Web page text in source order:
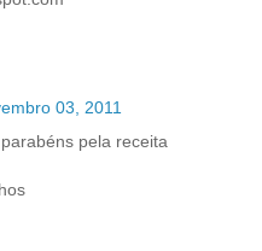
03, 2011
pela receita